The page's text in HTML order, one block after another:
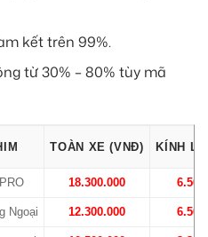
kết trên 99%.
từ 30% – 80% tùy mã
TOÀN XE (VNĐ) KÍNH
18.300.000
Ngoại 12.300.000